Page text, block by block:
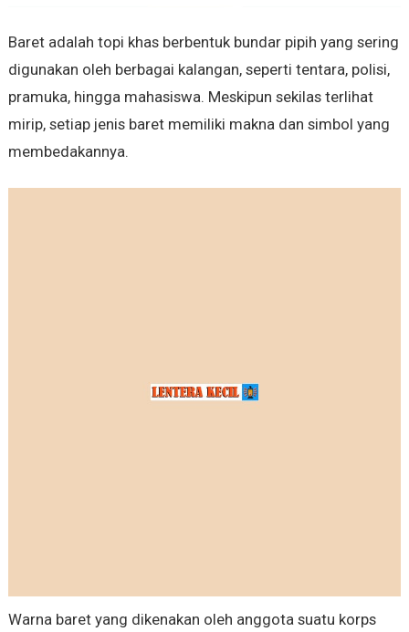
Baret adalah topi khas berbentuk bundar pipih yang sering
digunakan oleh berbagai kalangan, seperti tentara, polisi,
pramuka, hingga mahasiswa. Meskipun sekilas terlihat
mirip, setiap jenis baret memiliki makna dan simbol yang
membedakannya.
Warna baret yang dikenakan oleh anggota suatu korps